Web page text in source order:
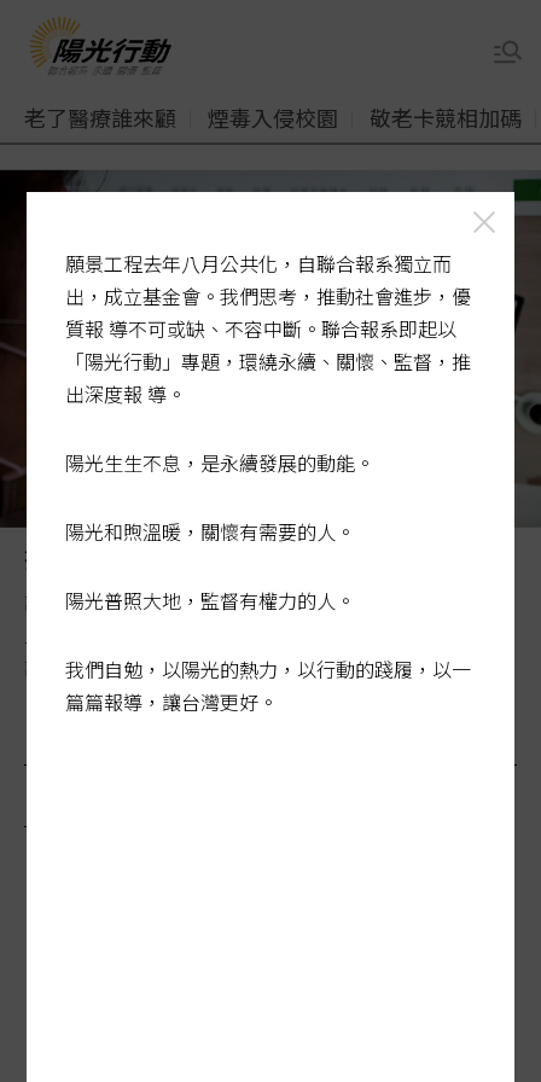
老了醫療誰來顧 煙毒入侵校園 敬老卡競相加碼
打詐淪口號 警安心執法成奢求
詐騙集團日漸猖獗，全台去年詐騙贓款逾六十億，再創歷
詐、防詐，警方也肩負......
願景工程去年八月公共化，自聯合報系獨立而
出，成立基金會。我們思考，推動社會進步，優
質報 導不可或缺、不容中斷。聯合報系即起以
「陽光行動」專題，環繞永續、關懷、監督，推
出深度報 導。
陽光生生不息，是永續發展的動能。
陽光和煦溫暖，關懷有需要的人。
陽光普照大地，監督有權力的人。
我們自勉，以陽光的熱力，以行動的踐履，以一
篇篇報導，讓台灣更好。